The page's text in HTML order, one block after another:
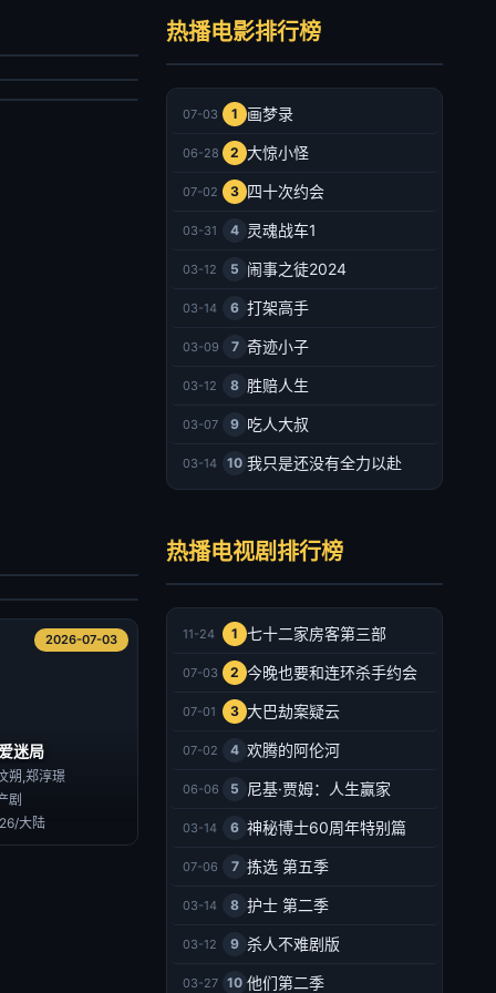
美国
2026-07-03
片
大陆
热播电影排行榜
07-03 1 画梦录
06-28 2 大惊小怪
07-02 3 四十次约会
03-31 4 灵魂战车1
03-12 5 闹事之徒2024
03-14 6 打架高手
03-09 7 奇迹小子
03-12 8 胜赔人生
03-07 9 吃人大叔
03-14 10 我只是还没有全力以赴
大陆
2026-07-03
迷局
朔,郑淳璟
剧
大陆
2026-07-03
热播电视剧排行榜
11-24 1 七十二家房客第三部
07-03 2 今晚也要和连环杀手约会
07-01 3 大巴劫案疑云
07-02 4 欢腾的阿伦河
06-06 5 尼基·贾姆：人生赢家
03-14 6 神秘博士60周年特别篇
07-06 7 拣选 第五季
03-14 8 护士 第二季
03-12 9 杀人不难剧版
03-27 10 他们第二季